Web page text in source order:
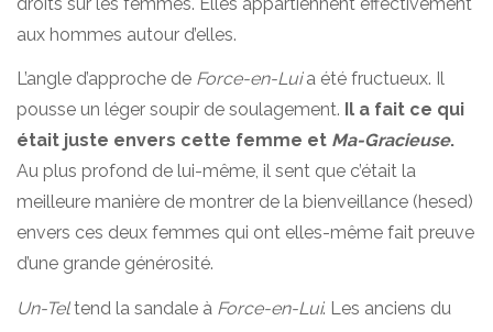
aux hommes autour d’elles.
L’angle d’approche de Force-en-Luia été fructueux. Il
pousse un léger soupir de soulagement. Il a fait ce qui
était juste envers cette femme et Ma-Gracieuse.
Au plus profond de lui-même, il sent que c’était la
meilleure manière de montrer de la bienveillance (hesed)
envers ces deux femmes qui ont elles-même fait preuve
d’une grande générosité.
Un-Teltend la sandale à Force-en-Lui. Les anciens du